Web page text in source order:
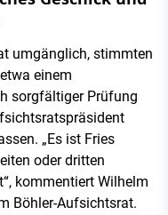
umgänglich, stimmten
einem
sorgfältiger Prüfung
„Es ist Fries
oder dritten
kommentiert Wilhelm
Böhler-Aufsichtsrat.